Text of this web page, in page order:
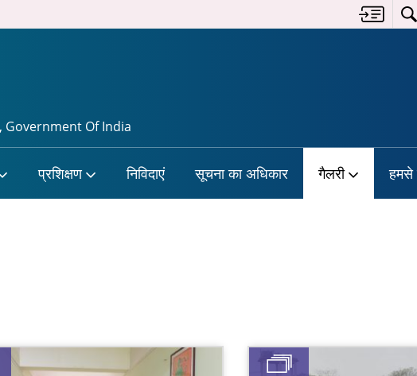
Of India
प्रशिक्षण निविदाएं सूचना का अधिकार गैलरी हमसे